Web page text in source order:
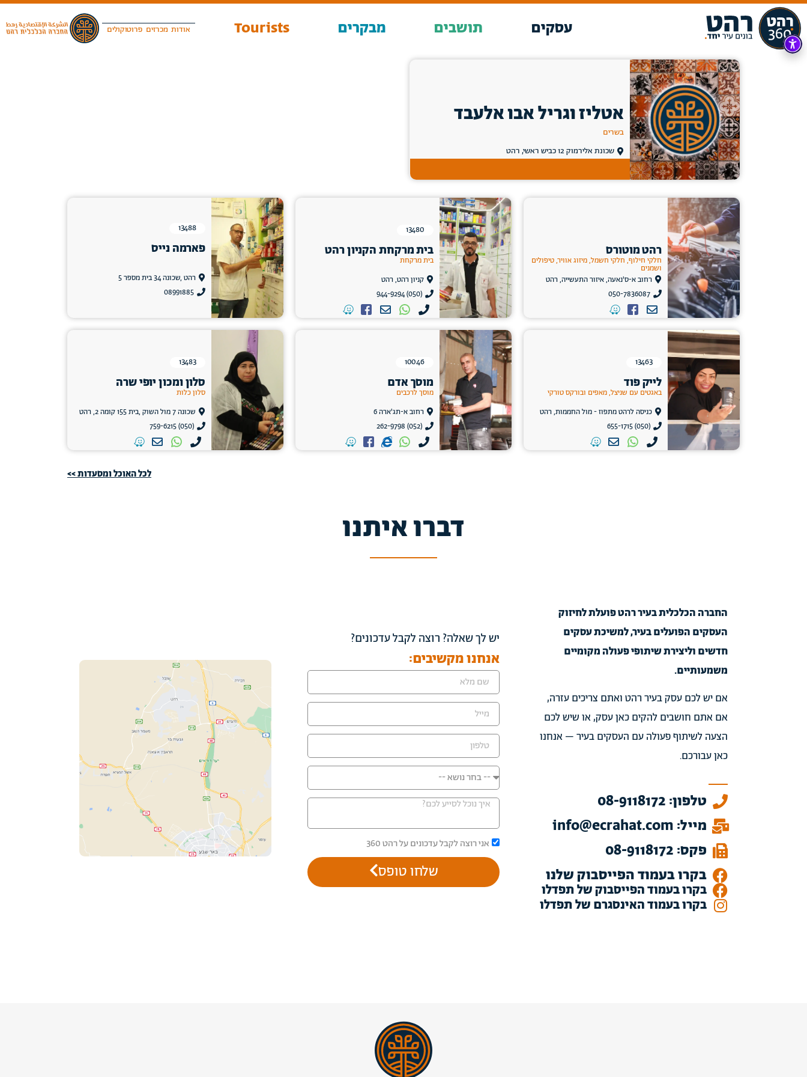
עסקים תושבים מבקרים Tourists אודות מכרזים פרוטוקולים
אטליז וגריל אבו אלעבד
בשרים
שכונת אלירמוק 12 כביש ראשי, רהט
רהט מוטורס
חלקי חילוף, חלקי חשמל, מיזוג אוויר, טיפולים
ושמנים
רחוב א-ס'נאעה, איזור התעשייה, רהט
050-7836087
13480
בית מרקחת הקניון רהט
בית מרקחת
קניון רהט, רהט
(050) 944-9294
13488
פארמה נייס
רהט ,שכונה 34 בית מספר 5
08991885
13463
לייק פוד
באגטים עם שניצל, מאפים ובורקס טורקי
כניסה לרהט מתפוז - מול החממות, רהט
(050) 655-1715
10046
מוסך אדם
מוסך לרכבים
רחוב א-תג'ארה 6
(052) 262-9798
13483
סלון ומכון יופי שרה
סלון כלות
שכונה 7 מול השוק ,בית 155 קומה 2, רהט
(050) 759-6215
לכל האוכל ומסעדות >>
דברו איתנו
החברה הכלכלית בעיר רהט פועלת לחיזוק
העסקים הפועלים בעיר, למשיכת עסקים
חדשים וליצירת שיתופי פעולה מקומיים
משמעותיים.
אם יש לכם עסק בעיר רהט ואתם צריכים עזרה,
אם אתם חושבים להקים כאן עסק, או שיש לכם
הצעה לשיתוף פעולה עם העסקים בעיר – אנחנו
כאן עבורכם.
טלפון: 08-9118172
מייל: info@ecrahat.com
פקס: 08-9118172
בקרו בעמוד הפייסבוק שלנו
בקרו בעמוד הפייסבוק של תפדלו
בקרו בעמוד האינסגרם של תפדלו
יש לך שאלה? רוצה לקבל עדכונים?
אנחנו מקשיבים:
אני רוצה לקבל עדכונים על רהט 360
שלחו טופס